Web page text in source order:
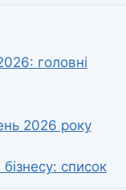
головні
2026 року
список